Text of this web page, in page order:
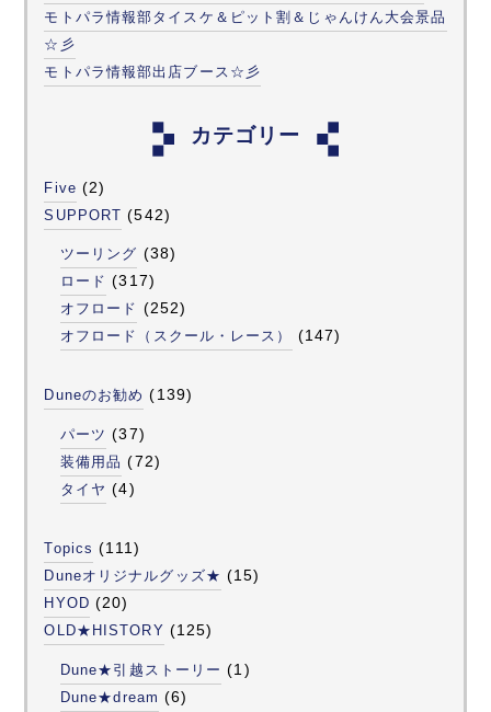
モトパラ情報部タイスケ＆ピット割＆じゃんけん大会景品
☆彡
モトパラ情報部出店ブース☆彡
カテゴリー
Five (2)
SUPPORT (542)
ツーリング (38)
ロード (317)
オフロード (252)
オフロード（スクール・レース） (147)
Duneのお勧め (139)
パーツ (37)
装備用品 (72)
タイヤ (4)
Topics (111)
Duneオリジナルグッズ★ (15)
HYOD (20)
OLD★HISTORY (125)
Dune★引越ストーリー (1)
Dune★dream (6)